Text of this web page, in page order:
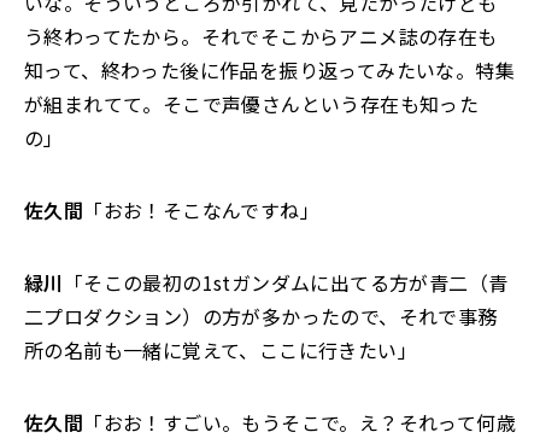
う終わってたから。それでそこからアニメ誌の存在も
知って、終わった後に作品を振り返ってみたいな。特集
が組まれてて。そこで声優さんという存在も知った
の」
佐久間 「おお！そこなんですね」
緑川 「そこの最初の1stガンダムに出てる方が青二（青
二プロダクション）の方が多かったので、それで事務
所の名前も一緒に覚えて、ここに行きたい」
佐久間 「おお！すごい。もうそこで。え？それって何歳